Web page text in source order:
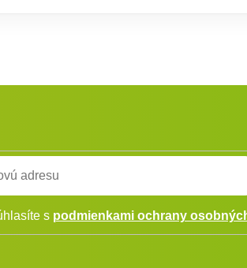
s podmienkami ochrany